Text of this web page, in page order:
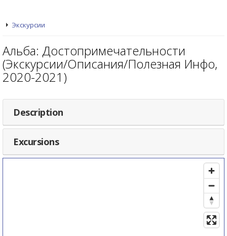
Экскурсии
Альба: Достопримечательности
(Экскурсии/Описания/Полезная Инфо,
2020-2021)
Description
Excursions